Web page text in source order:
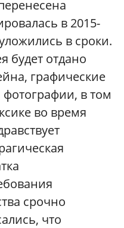
в 2015-
в сроки.
будет отдано
графические
в том
во время
срочно
что